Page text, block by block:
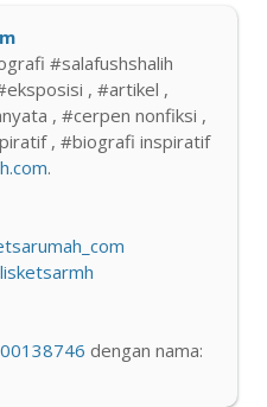
#salafushshalih
, #artikel ,
, #cerpen nonfiksi ,
, #biografi inspiratif
.
dengan nama: